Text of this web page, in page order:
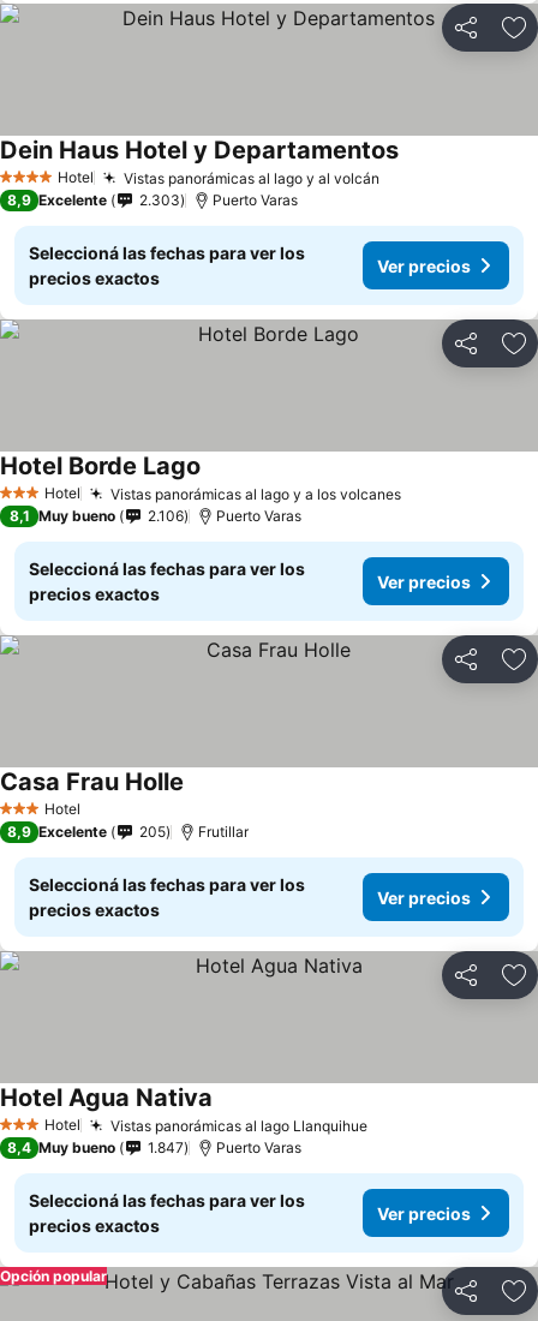
Compartir
4 EstrellasHotel Vistas panorámicas al lago y al volcán
Dein Haus Hotel y Departamentos
8,9 Excelente 2.303 Puerto Varas
Seleccioná las fechas para ver los
precios exactos
Ver precios
Compartir
3 Estrellas
Hotel Vistas panorámicas al lago y a los volcanes
Hotel Borde Lago
8,1 Muy bueno 2.106 Puerto Varas
Seleccioná las fechas para ver los
precios exactos
Ver precios
Compartir
3 Estrellas
Hotel
Casa Frau Holle
8,9 Excelente 205 Frutillar
Seleccioná las fechas para ver los
precios exactos
Ver precios
Compartir
3 Estrellas
Hotel Vistas panorámicas al lago Llanquihue
Hotel Agua Nativa
8,4 Muy bueno 1.847 Puerto Varas
Seleccioná las fechas para ver los
precios exactos
Ver precios
Compartir
Opción popular